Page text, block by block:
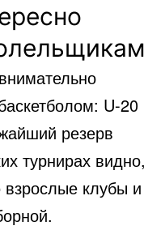
U-20
резерв
турнирах видно,
взрослые клубы и